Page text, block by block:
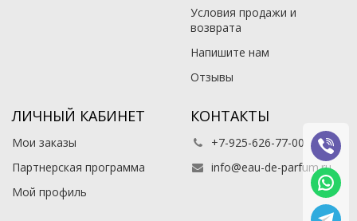
Условия продажи и
возврата
Напишите нам
Отзывы
ЛИЧНЫЙ КАБИНЕТ
Мои заказы
Партнерская программа
Мой профиль
КОНТАКТЫ
+7-925-626-77-00
info@eau-de-parfum.ru